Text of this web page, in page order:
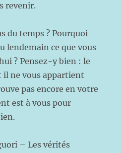
revenir.
du temps ? Pourquoi
lendemain ce que vous
? Pensez-y bien : le
il ne vous appartient
pas encore en votre
est à vous pour
– Les vérités